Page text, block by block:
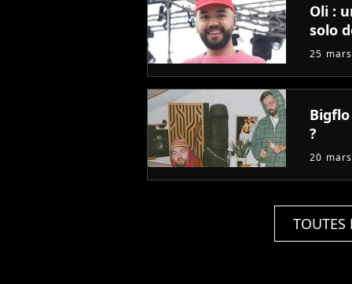
Oli :
solo
25
?
20
TOUTES